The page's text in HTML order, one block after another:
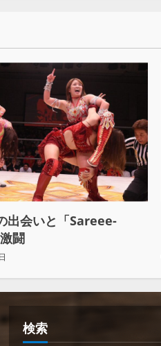
出会いと「Sareee-
闘
検索